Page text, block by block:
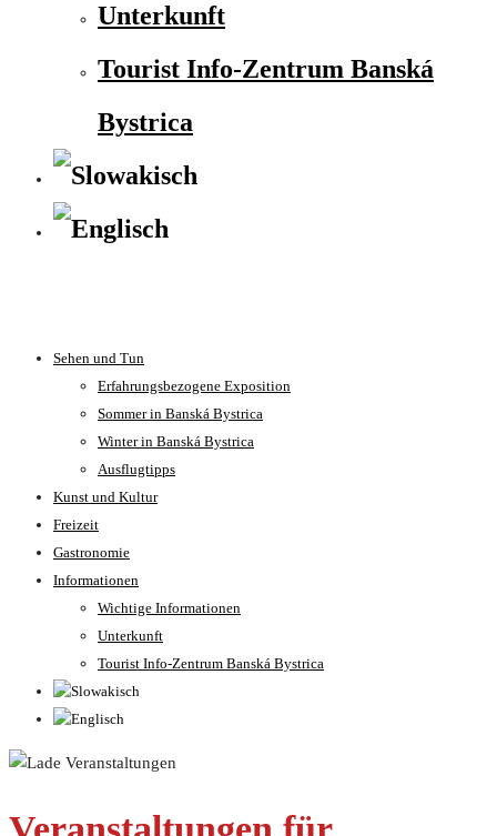
Unterkunft
Tourist Info-Zentrum Banská
Bystrica
Sehen und Tun
Erfahrungsbezogene Exposition
Sommer in Banská Bystrica
Winter in Banská Bystrica
Ausflugtipps
Kunst und Kultur
Freizeit
Gastronomie
Informationen
Wichtige Informationen
Unterkunft
Tourist Info-Zentrum Banská Bystrica